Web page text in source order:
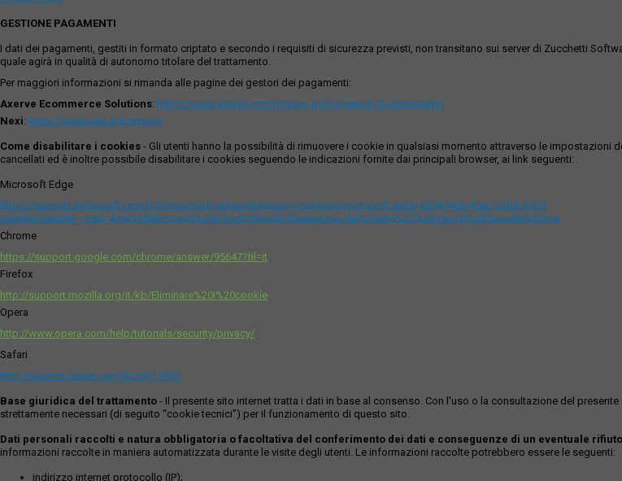
GESTIONE PAGAMENTI
I dati dei pagamenti, gestiti in formato criptato e secondo i requisiti di sicurezza previsti, non transitano sui server di Zucchetti
quale agirà in qualità di autonomo titolare del trattamento.
Per maggiori informazioni si rimanda alle pagine dei gestori dei pagamenti:
Axerve Ecommerce Solutions: https://www.axerve.com/privacy-policy/servizi-di-pagamento
Nexi: https://www.nexi.it/it/privacy
Come disabilitare i cookies - Gli utenti hanno la possibilità di rimuovere i cookie in qualsiasi momento attraverso le
cancellati ed è inoltre possibile disabilitare i cookies seguendo le indicazioni fornite dai principali browser, ai link seguenti:
Microsoft Edge
https://support.microsoft.com/it-it/microsoft-edge/eliminare-i-cookie-in-microsoft-edge-63947406-40ac-c3b8-57b9-
2a946a29ae09#:~:text=Apri%20Microsoft%20Edge%20and%20seleziona,del%20sito%2C%20quindi%20Cancella%20ora.
Chrome
https://support.google.com/chrome/answer/95647?hl=it
Firefox
http://support.mozilla.org/it/kb/Eliminare%20i%20cookie
Opera
http://www.opera.com/help/tutorials/security/privacy/
Safari
http://support.apple.com/kb/ph11920
Base giuridica del trattamento - Il presente sito internet tratta i dati in base al consenso. Con l'uso o la consultazione del
strettamente necessari (di seguito “cookie tecnici”) per il funzionamento di questo sito.
Dati personali raccolti e natura obbligatoria o facoltativa del conferimento dei dati e conseguenze di un eventuale rifiuto
informazioni raccolte in maniera automatizzata durante le visite degli utenti. Le informazioni raccolte potrebbero essere le seguenti:
indirizzo internet protocollo (IP);